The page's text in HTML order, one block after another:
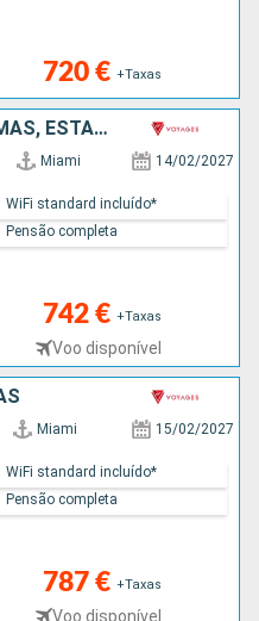
720 € +Taxas
CARAIBAS - MEXICO, BAHAMAS, ESTADOS UNIDOS
Miami 14/02/2027
742 € +Taxas
Voo disponível
WiFi standard incluído*
Pensão completa
Miami 15/02/2027
787 € +Taxas
Voo disponível
WiFi standard incluído*
Pensão completa